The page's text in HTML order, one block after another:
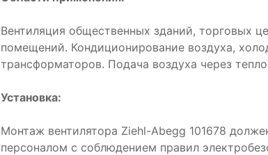
Вентиляция общественных зданий, торговых
помещений. Кондиционирование воздуха,
трансформаторов. Подача воздуха через
Установка:
Монтаж вентилятора Ziehl-Abegg 101678
персоналом с соблюдением правил